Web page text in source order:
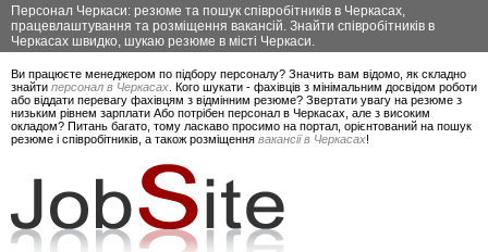
Персонал Черкаси: резюме та пошук співробітників в Черкасах,
працевлаштування та розміщення вакансій. Знайти співробітників в
Черкасах швидко, шукаю резюме в місті Черкаси.
Ви працюєте менеджером по підбору персоналу? Значить вам відомо, як складно
знайти персонал в Черкасах . Кого шукати - фахівців з мінімальним досвідом роботи
або віддати перевагу фахівцям з відмінним резюме? Звертати увагу на резюме з
низьким рівнем зарплати Або потрібен персонал в Черкасах, але з високим
окладом? Питань багато, тому ласкаво просимо на портал, орієнтований на пошук
резюме і співробітників, а також розміщення вакансії в Черкасах!